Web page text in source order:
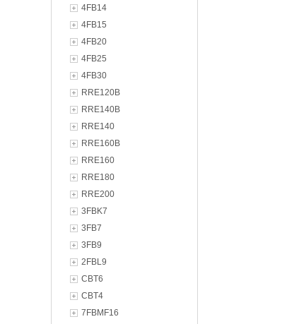
4FB14
4FB15
4FB20
4FB25
4FB30
RRE120B
RRE140B
RRE140
RRE160B
RRE160
RRE180
RRE200
3FBK7
3FB7
3FB9
2FBL9
CBT6
CBT4
7FBMF16